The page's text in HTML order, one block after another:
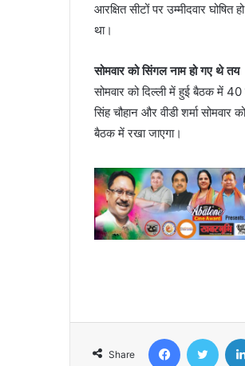
आरक्षित सीटों पर उम्मीदवार
था।
सोमवार को सिंगल नाम हो गए थे तय
सोमवार को दिल्ली में हुई बैठक में
सिंह चौहान और वीडी शर्मा
बैठक में रखा जाएगा।
Share